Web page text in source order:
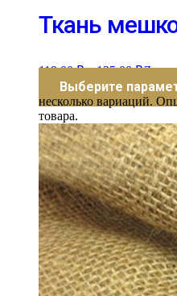
Ткань
119,00₽ – 125,00₽
Выберите
несколько вариаций.
товара.